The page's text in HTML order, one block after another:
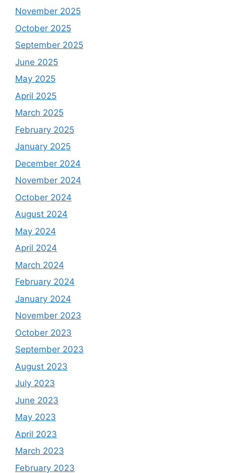
November 2025
October 2025
September 2025
June 2025
May 2025
April 2025
March 2025
February 2025
January 2025
December 2024
November 2024
October 2024
August 2024
May 2024
April 2024
March 2024
February 2024
January 2024
November 2023
October 2023
September 2023
August 2023
July 2023
June 2023
May 2023
April 2023
March 2023
February 2023